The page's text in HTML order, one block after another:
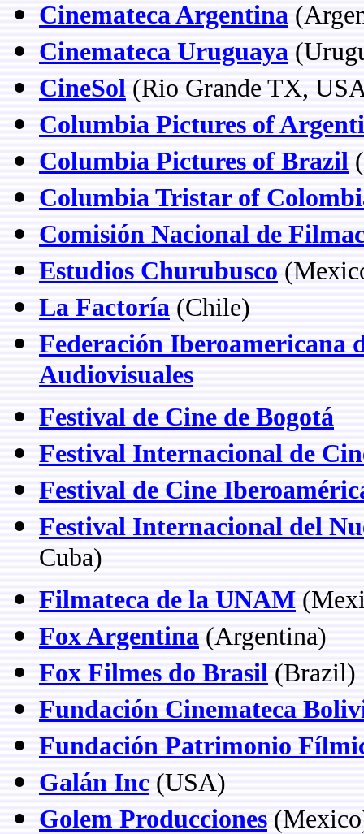
Cinemateca Argentina
Cinemateca Uruguaya
CineSol (Rio Grande TX,
Columbia Pictures of
Columbia Pictures of Brazil
Columbia Tristar of
Comisión Nacional de
Estudios Churubusco
La Factoría (Chile)
Federación Iberoamericana
Audiovisuales
Festival de Cine de Bogotá
Festival Internacional de
Festival de Cine
Festival Internacional del
Cuba)
Filmateca de la UNAM
Fox Argentina (Argentina)
Fox Filmes do Brasil (Brazil)
Fundación Cinemateca
Fundación Patrimonio
Galán Inc (USA)
Golem Producciones